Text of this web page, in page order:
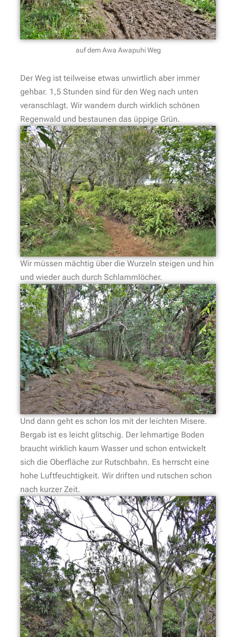
auf dem Awa Awapuhi Weg
Der Weg ist teilweise etwas unwirtlich aber immer
gehbar. 1,5 Stunden sind für den Weg nach unten
veranschlagt. Wir wandern durch wirklich schönen
Regenwald und bestaunen das üppige Grün.
Wir müssen mächtig über die Wurzeln steigen und hin
und wieder auch durch Schlammlöcher.
Und dann geht es schon los mit der leichten Misere.
Bergab ist es leicht glitschig. Der lehmartige Boden
braucht wirklich kaum Wasser und schon entwickelt
sich die Oberfläche zur Rutschbahn. Es herrscht eine
hohe Luftfeuchtigkeit. Wir driften und rutschen schon
nach kurzer Zeit.